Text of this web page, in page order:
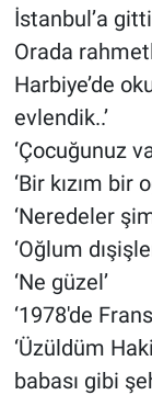
İstanbul’a
Orada
Harbiye’de
evlendik..’
‘Çocuğunuz
‘Bir kızım bir
‘Neredeler
‘Oğlum
‘Ne güzel’
‘1978′de
‘Üzüldüm
babası gibi